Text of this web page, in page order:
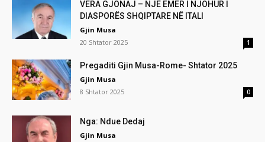
VERA GJONAJ – NJË EMËR I NJOHUR I
DIASPORËS SHQIPTARE NË ITALI
Gjin Musa
20 Shtator 2025
1
Pregaditi Gjin Musa-Rome- Shtator 2025
Gjin Musa
8 Shtator 2025
0
Nga: Ndue Dedaj
Gjin Musa